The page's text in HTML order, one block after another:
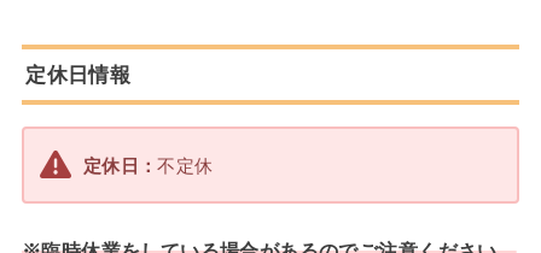
定休日情報
定休日：不定休